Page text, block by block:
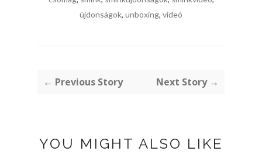
újdonságok, unboxing, videó
← Previous Story Next Story →
YOU MIGHT ALSO LIKE